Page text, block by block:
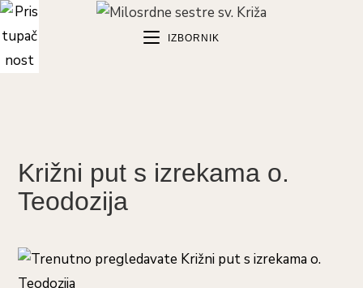
Preskoči
na
IZBORNIK
Križni put s izrekama o.
Teodozija